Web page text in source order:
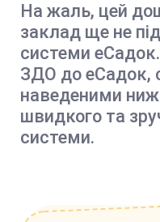
На жаль, цей
заклад ще не
системи
ЗДО до еСадок,
наведеними
швидкого та
системи.